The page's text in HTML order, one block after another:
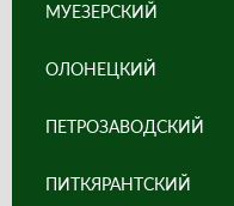
МУЕЗЕРСКИЙ
ОЛОНЕЦКИЙ
ПЕТРОЗАВОДСКИЙ
ПИТКЯРАНТСКИЙ